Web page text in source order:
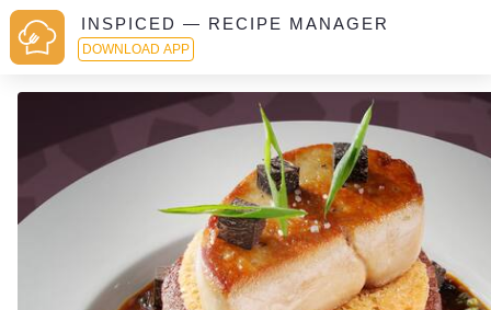
INSPICED — RECIPE MANAGER
DOWNLOAD APP